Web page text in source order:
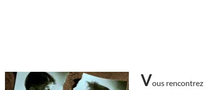
Vous rencontrez